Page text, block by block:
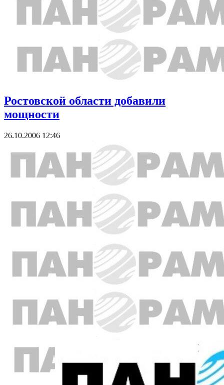
Ростовской области добавили
мощности
26.10.2006 12:46